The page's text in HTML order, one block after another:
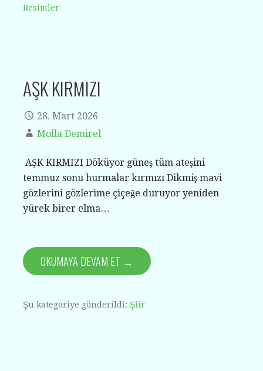
Resimler
AŞK KIRMIZI
28. Mart 2026
Molla Demirel
AŞK KIRMIZI Döküyor güneş tüm ateşini
temmuz sonu hurmalar kırmızı Dikmiş mavi
gözlerini gözlerime çiçeğe duruyor yeniden
yürek birer elma…
OKUMAYA DEVAM ET →
Şu kategoriye gönderildi: Şiir